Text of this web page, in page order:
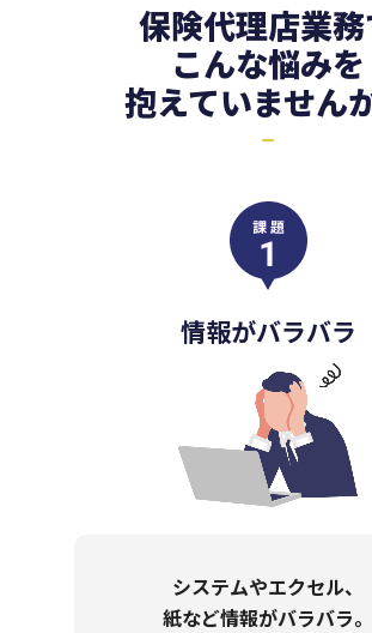
保険業法に対応した
深い業務理解を駆使した操作性の
より、保険業法対応もスムーズに。
保険代理店業
こんな悩みを
抱えていません
情報がバラバラ
システムやエクセル、
紙など情報がバラバラ。